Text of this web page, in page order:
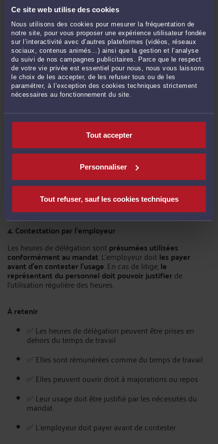
Ce site web utilise des cookies
Nous utilisons des cookies pour mesurer la fréquentation de
notre site, pour vous proposer une expérience utilisateur fondée
sur l’interactivité avec d’autres plateformes (vidéos, réseaux
sociaux, contenus animés…) ainsi que la gestion et l’analyse
du suivi de nos campagnes publicitaires. Parce que le respect
de votre vie privée est essentiel pour nous, nous vous laissons
le choix de les accepter, de les refuser tous ou de les
paramétrer, à l’exception des cookies techniques strictement
nécessaires au fonctionnement du site.
Tout accepter
Personnaliser
Tout refuser, sauf les cookies techniques
aux majorations pour heures complémentaires pour
les temps partiels
Le régime applicable dépend donc de la situation du salarié
(temps complet, temps partiel, travail de nuit, travail le week-
end…).
Par ailleurs, l’utilisation des heures de délégation hors du
temps de travail ne doit pas porter atteinte au respect des
règles relatives à la durée maximale du travail et au repos
Soc., 25 juin 2008, no 06-46.223)
Limites
La seule limite réside dans l’abus. En effet, le représentant du
personnel qui utilise de manière abusive et sans le justifier
par les nécessités de son mandat, ses heures de délégation
en dehors de son temps de travail pourra même être
condamné au versement de dommages-intérêts à son
employeur. (Cass. soc., 22 novembre 2023, n° 22-19.658)
4. Contestation par l’employeur
Les heures de délégation sontprésumées utilisées
conformément au mandat. L’employeur doitles payer
avant d’en contester l’usage. En cas de litige,le
représentant du personnel doit pouvoir justifierde
l’utilisation régulière des heures.
À retenir
✅ Les heures de délégation peuvent être prises en
dehors du temps de travail
✅ Elles sont rémunérées comme du temps de travail
✅ Elles peuvent ouvrir droit à majorations ou repos
✅ Leur usage doit être justifié par les nécessités du
mandat
✅ L’employeur doit payer avant de contester